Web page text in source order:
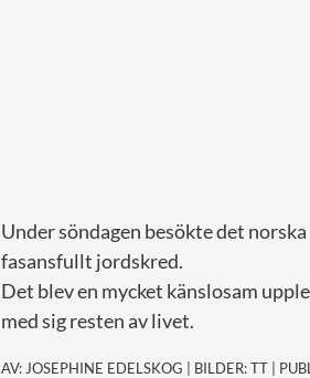
Under söndagen besökte det
fasansfullt jordskred.
Det blev en mycket känslosam
med sig resten av livet.
AV: JOSEPHINE EDELSKOG | BILDER: TT |